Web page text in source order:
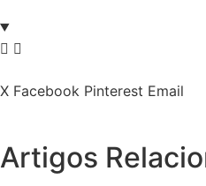
X Facebook Pinterest Email
Artigos